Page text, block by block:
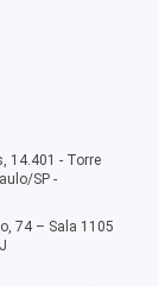
14.401 - Torre
SP -
74 – Sala 1105